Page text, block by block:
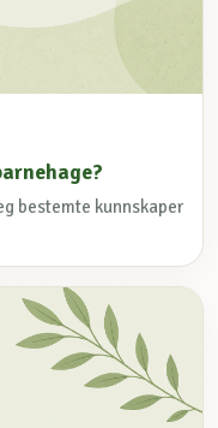
bestemte kunnskaper